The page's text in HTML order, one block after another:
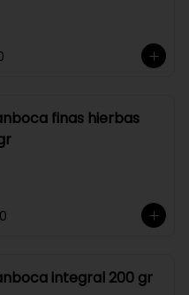
finas hierbas
integral 200 gr